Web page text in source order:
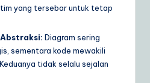
yang tersebar untuk tetap
Diagram sering
sementara kode mewakili
tidak selalu sejalan